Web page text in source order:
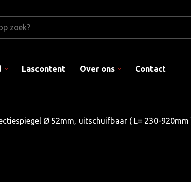
Lascontent Over ons Contact
Ø 52mm, uitschuifbaar ( L= 230-920mm